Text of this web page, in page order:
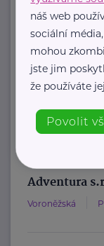
Za Mototechnou
Adrenaline
pro všechny
pohybu, kteří
https://
Adventura
Voroněžská
náš web
sociální
mohou
jste jim
že používáte
Povolit